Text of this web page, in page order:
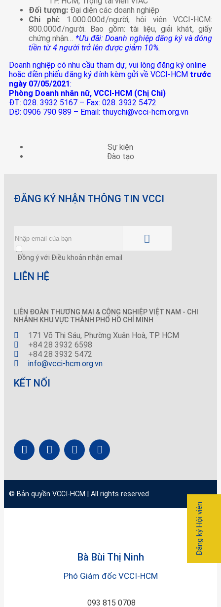
Đối tượng: Đại diện các doanh nghiệp
Chi phí: 1.000.000đ/người; hội viên VCCI-HCM:
800.000đ/người. Bao gồm: tài liệu, giải khát, giấy
chứng nhận… *Ưu đãi: Doanh nghiệp đăng ký và đóng
tiền từ 4 người trở lên được giảm 10%.
Doanh nghiệp có nhu cầu tham dự, vui lòng đăng ký online
hoặc điền phiếu đăng ký đính kèm gửi về VCCI-HCM trước
ngày 07/05/2021:
Phòng Doanh nhân nữ, VCCI-HCM (Chị Chi)
ĐT: 028. 3932 5167 – Fax: 028. 3932 5472
DĐ: 0906 790 989 – Email: thuychi@vcci-hcm.org.vn
Sự kiện
Đào tạo
ĐĂNG KÝ NHẬN THÔNG TIN VCCI
Đồng ý với Điều khoản nhận email
LIÊN HỆ
LIÊN ĐOÀN THƯƠNG MẠI & CÔNG NGHIỆPVIỆT NAM - CHI
NHÁNH KHU VỰC THÀNH PHỐ HỒ CHÍ MINH
171 Võ Thị Sáu, Phường Xuân Hoà, TP. HCM
+84 28 3932 6598
+84 28 3932 5472
info@vcci-hcm.org.vn
KẾT NỐI
© Bản quyền VCCI-HCM | All rights reserved
Bà Bùi Thị Ninh
Phó Giám đốc VCCI-HCM
093 815 0708
Đăng ký Hội viên